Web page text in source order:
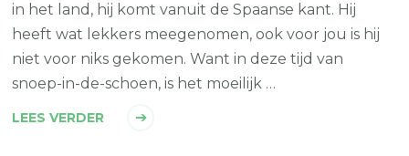
in het land, hij komt vanuit de Spaanse kant. Hij
heeft wat lekkers meegenomen, ook voor jou is hij
niet voor niks gekomen. Want in deze tijd van
snoep-in-de-schoen, is het moeilijk …
LEES VERDER